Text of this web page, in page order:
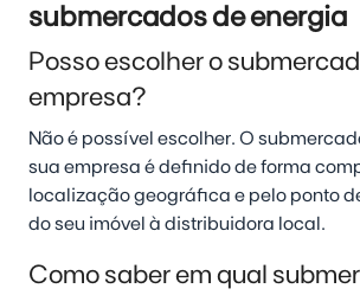
submercados de energia
Posso escolher o
empresa?
Não é possível escolher. O
sua empresa é definido de forma
localização geográfica e pelo ponto
do seu imóvel à distribuidora local.
Como saber em qual